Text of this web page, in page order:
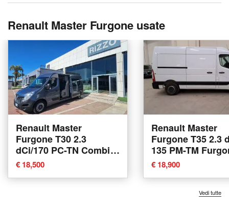
Renault Master Furgone usate
Renault Master
Furgone T30 2.3
dCi/170 PC-TN Combi
Twin Turbo S&S del
2019 usata a Surano
€ 18,500
Renault Master
Furgone T35 2.3
135 PM-TM
Plus del 2021
Belpasso
€ 18,900
Vedi tutte